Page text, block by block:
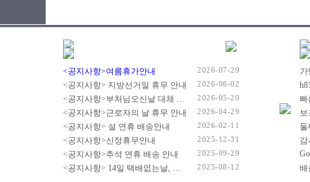
<공지사항>여름휴가안내 2026-07-29
<공지사항> 지방선거일 휴무 안내 2026-06-02
<공지사항>부처님오신날 대체 휴무 안내 2026-05-20
<공지사항>근로자의 날 휴무 안내 2026-04-29
<공지사항> 설 연휴 배송안내 2026-02-11
<공지사항>신정휴무안내 2025-12-31
<공지사항>추석 연휴 배송 안내 2025-09-29
<공지사항> 14일 택배없는날, 광복절 휴무 배송 안내 2025-08-12
빠
감